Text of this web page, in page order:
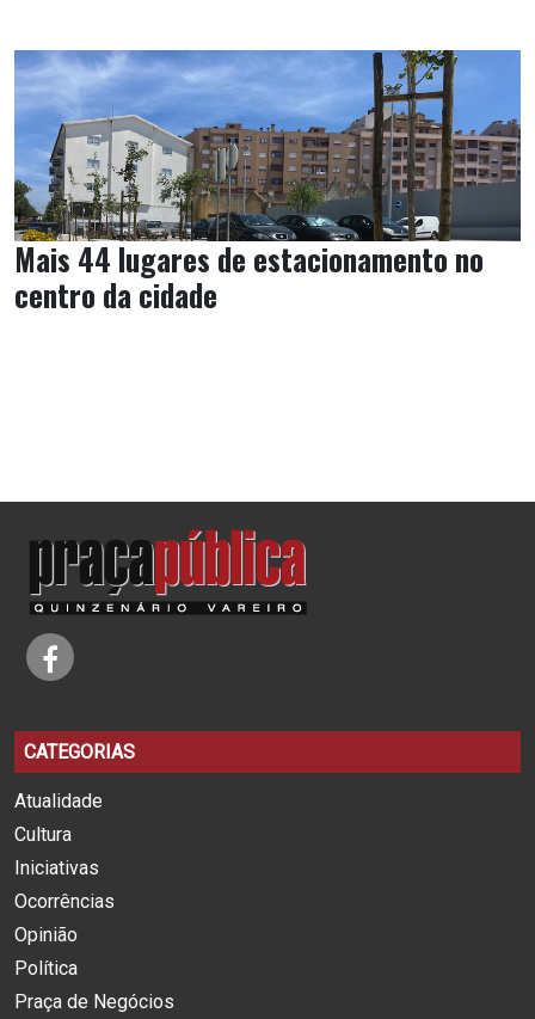
Mais 44 lugares de estacionamento no
centro da cidade
CATEGORIAS
Atualidade
Cultura
Iniciativas
Ocorrências
Opinião
Política
Praça de Negócios